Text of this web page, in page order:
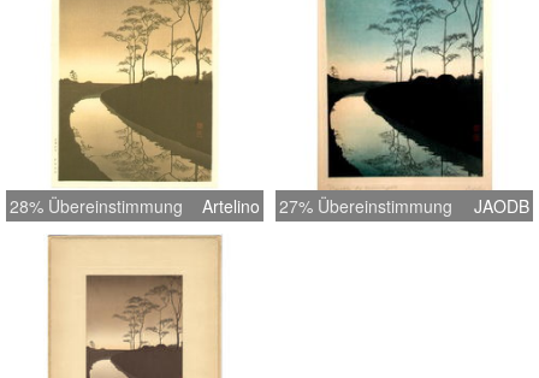
28% Übereinstimmung Artelino 27% Übereinstimmung JAODB